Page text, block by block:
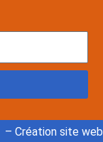
Création site web